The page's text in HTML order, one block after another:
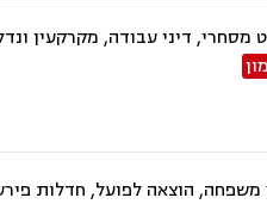
דיני עבודה, מקרקעין
הוצאה לפועל, חדלות